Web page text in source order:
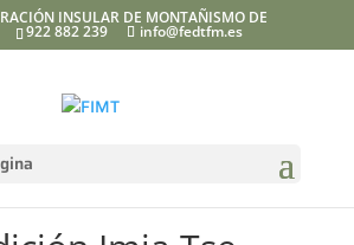
INSULAR DE MONTAÑISMO DE
922 882 239 info@fedtfm.es